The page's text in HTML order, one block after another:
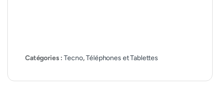
Catégories :Tecno,Téléphones et Tablettes